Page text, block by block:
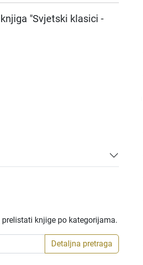
"Svjetski klasici -
knjige po kategorijama.
Detaljna pretraga